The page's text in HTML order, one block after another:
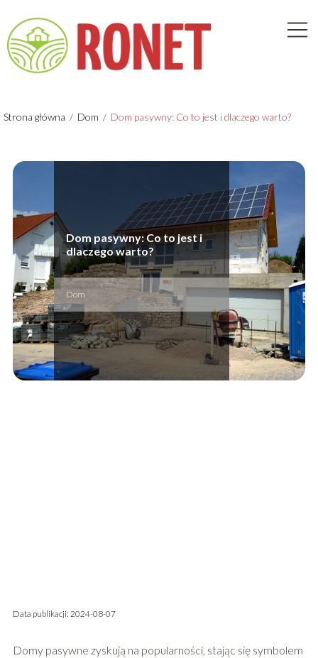
Strona główna / Dom / Dom pasywny: Co to jest i dlaczego warto?
Dom pasywny: Co to jest i
dlaczego warto?
Dom
Data publikacji: 2024-08-07
Domy pasywne zyskują na popularności, stając się symbolem